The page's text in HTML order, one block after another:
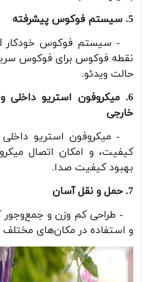
5. سیستم فوکوس پیشرفته
نقطه فوکوس برای فوکوس
حالت ویدئو.
6. میکروفون استریو داخلی
خارجی
- میکروفون استریو
کیفیت، و امکان اتصال
بهبود کیفیت صدا.
7. حمل و نقل آسان
- طراحی کم وزن و جمع‌وجور
و استفاده در مکان‌های